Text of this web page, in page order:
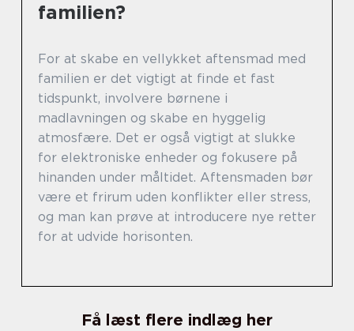
familien?
For at skabe en vellykket aftensmad med
familien er det vigtigt at finde et fast
tidspunkt, involvere børnene i
madlavningen og skabe en hyggelig
atmosfære. Det er også vigtigt at slukke
for elektroniske enheder og fokusere på
hinanden under måltidet. Aftensmaden bør
være et frirum uden konflikter eller stress,
og man kan prøve at introducere nye retter
for at udvide horisonten.
Få læst flere indlæg her